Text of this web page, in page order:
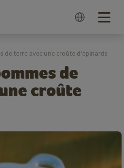
de
croûte
de terre avec une croûte d'épinards